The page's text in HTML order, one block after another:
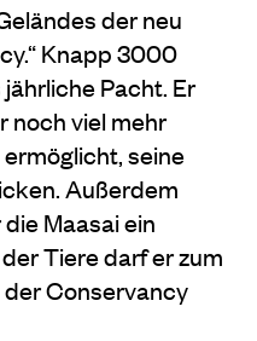
der neu
Knapp 3000
Pacht. Er
noch viel mehr
seine
Außerdem
Maasai ein
Tiere darf er zum
Conservancy